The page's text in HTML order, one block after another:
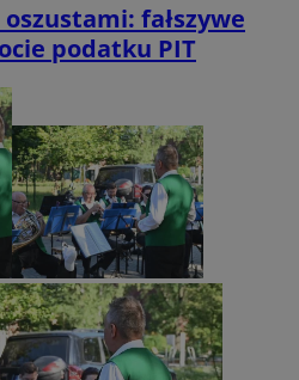
fałszywe
podatku PIT